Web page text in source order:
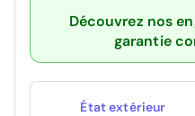
Découvrez nos
garantie
État extérieur